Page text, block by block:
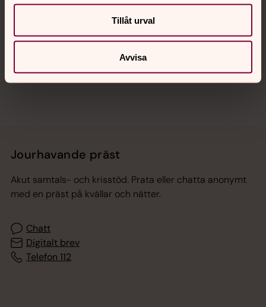
Tillåt urval
Avvisa
Jourhavande präst
Akut samtals- och krisstöd. Prata eller chatta anonymt
med en präst på kvällar och nätter.
Chatt
Digitalt brev
Telefon 112